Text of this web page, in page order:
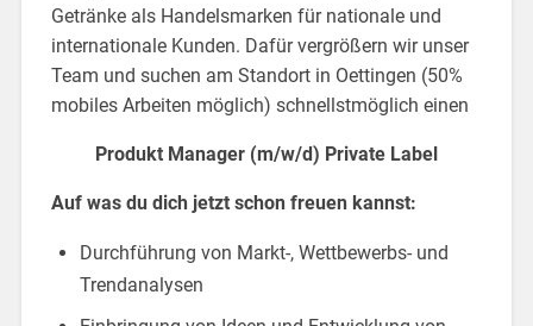
Getränke als Handelsmarken für nationale und
internationale Kunden. Dafür vergrößern wir unser
Team und suchen am Standort in Oettingen (50%
mobiles Arbeiten möglich) schnellstmöglich einen
Produkt Manager (m/w/d) Private Label
Auf was du dich jetzt schon freuen kannst:
Durchführung von Markt-, Wettbewerbs- und
Trendanalysen